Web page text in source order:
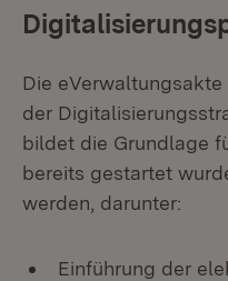
Die
der
bildet die Grundlage
bereits gestartet
werden, darunter:
Einführung der